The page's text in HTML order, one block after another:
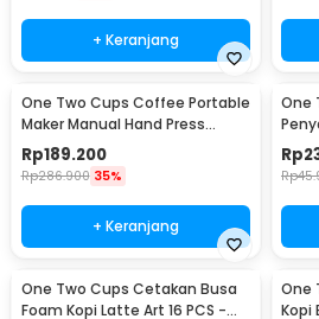
+ Keranjang
One Two Cups Coffee Portable
Maker Manual Hand Press
Espresso 300ml - T35066
Rp189.200
Rp286.900 35%
+ Keranjang
One
Rp
Rp
One Two Cups Cetakan Busa
Foam Kopi Latte Art 16 PCS -
One
Kopi